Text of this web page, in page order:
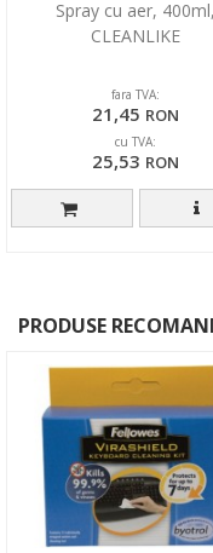
Spray cu aer, 400ml,
CLEANLIKE
fara TVA:
21,45 RON
cu TVA:
25,53 RON
PRODUSE